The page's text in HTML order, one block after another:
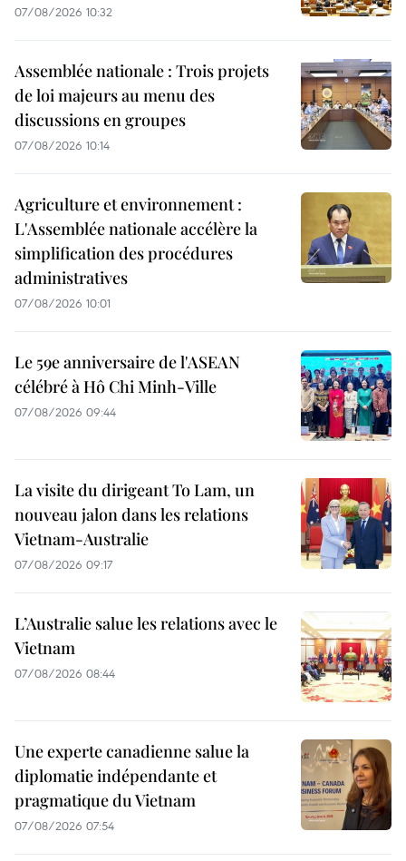
07/08/2026 10:32
Assemblée nationale : Trois projets
de loi majeurs au menu des
discussions en groupes
07/08/2026 10:14
Agriculture et environnement :
L'Assemblée nationale accélère la
simplification des procédures
administratives
07/08/2026 10:01
Le 59e anniversaire de l'ASEAN
célébré à Hô Chi Minh-Ville
07/08/2026 09:44
La visite du dirigeant To Lam, un
nouveau jalon dans les relations
Vietnam-Australie
07/08/2026 09:17
L’Australie salue les relations avec le
Vietnam
07/08/2026 08:44
Une experte canadienne salue la
diplomatie indépendante et
pragmatique du Vietnam
07/08/2026 07:54